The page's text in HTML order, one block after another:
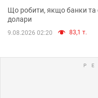
Що робити, якщо банки та
долари
9.08.2026 02:20 83,1 т.